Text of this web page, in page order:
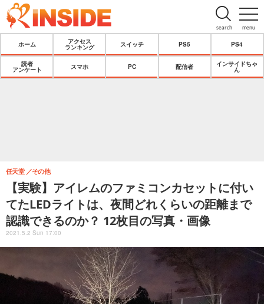
menu
search
ホーム
アクセス
ランキング
スイッチ PS5 PS4
読者
アンケート
スマホ PC 配信者
インサイドちゃ
ん
【実験】アイレムのファミコンカセットに付い
てたLEDライトは、夜間どれくらいの距離まで
認識できるのか？ 12枚目の写真・画像
任天堂 その他
2021.5.2 Sun 17:00